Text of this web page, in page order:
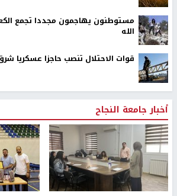
مستوطنون يهاجمون مجددا تجمع
الله
قوات الاحتلال تنصب حاجزا عسكريا
أخبار جامعة النجاح